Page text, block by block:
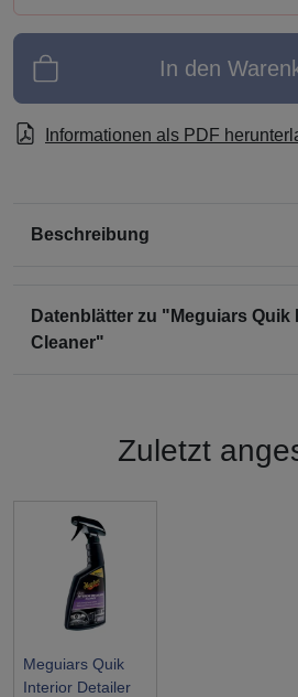
In den
Informationen als PDF
Beschreibung
Datenblätter zu "Meguiars Quik
Cleaner"
Zuletzt
Meguiars Quik
Interior Detailer